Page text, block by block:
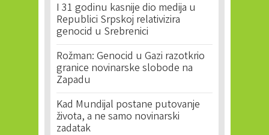
I 31 godinu kasnije dio medija u
Republici Srpskoj relativizira
genocid u Srebrenici
Rožman: Genocid u Gazi razotkrio
granice novinarske slobode na
Zapadu
Kad Mundijal postane putovanje
života, a ne samo novinarski
zadatak